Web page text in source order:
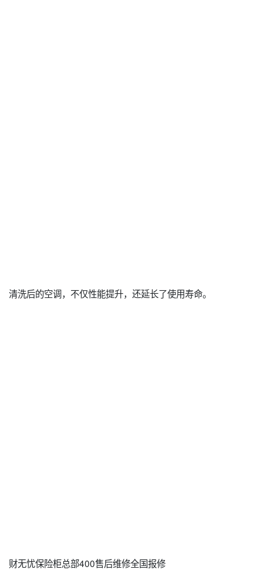
清洗后的空调，不仅性能提升，还延长了使用寿命。
财无忧保险柜总部400售后维修全国报修